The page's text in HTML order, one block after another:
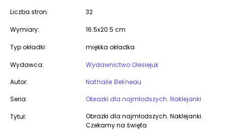
Liczba stron: 32
Wymiary: 16.5x20.5 cm
Typ okładki: miękka okładka
Wydawca:
Wydawnictwo Olesiejuk
Autor:
Nathalie Belineau
Seria:
Obrazki dla najmłodszych. Naklejanki
Tytuł:
Obrazki dla najmłodszych. Naklejanki.
Czekamy na święta